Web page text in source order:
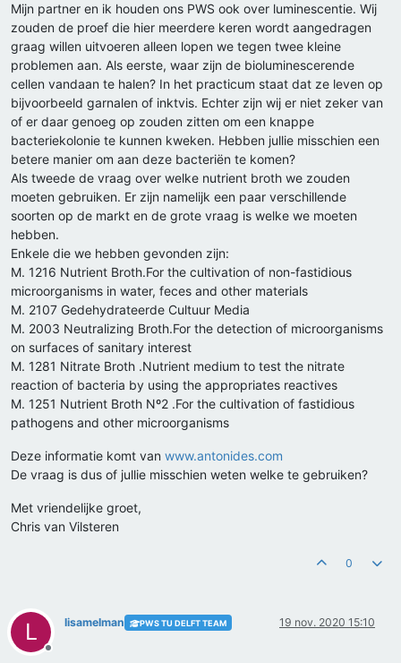
Mijn partner en ik houden ons PWS ook over luminescentie. Wij
zouden de proef die hier meerdere keren wordt aangedragen
graag willen uitvoeren alleen lopen we tegen twee kleine
problemen aan. Als eerste, waar zijn de bioluminescerende
cellen vandaan te halen? In het practicum staat dat ze leven op
bijvoorbeeld garnalen of inktvis. Echter zijn wij er niet zeker van
of er daar genoeg op zouden zitten om een knappe
bacteriekolonie te kunnen kweken. Hebben jullie misschien een
betere manier om aan deze bacteriën te komen?
Als tweede de vraag over welke nutrient broth we zouden
moeten gebruiken. Er zijn namelijk een paar verschillende
soorten op de markt en de grote vraag is welke we moeten
hebben.
Enkele die we hebben gevonden zijn:
M. 1216 Nutrient Broth.For the cultivation of non-fastidious
microorganisms in water, feces and other materials
M. 2107 Gedehydrateerde Cultuur Media
M. 2003 Neutralizing Broth.For the detection of microorganisms
on surfaces of sanitary interest
M. 1281 Nitrate Broth .Nutrient medium to test the nitrate
reaction of bacteria by using the appropriates reactives
M. 1251 Nutrient Broth Nº2 .For the cultivation of fastidious
pathogens and other microorganisms
Deze informatie komt van www.antonides.com
De vraag is dus of jullie misschien weten welke te gebruiken?
Met vriendelijke groet,
Chris van Vilsteren
0
L
Offline
lisamelman PWS TU DELFT TEAM 19 nov. 2020 15:10